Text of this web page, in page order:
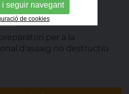
per a la
d'assaig no destructiu
i seguir navegant
de cookies